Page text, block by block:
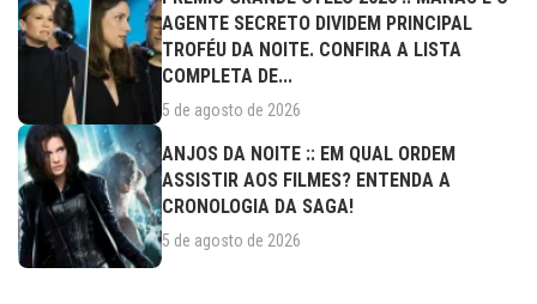
AGENTE SECRETO DIVIDEM PRINCIPAL
TROFÉU DA NOITE. CONFIRA A LISTA
COMPLETA DE...
5 de agosto de 2026
ANJOS DA NOITE :: EM QUAL ORDEM
ASSISTIR AOS FILMES? ENTENDA A
CRONOLOGIA DA SAGA!
5 de agosto de 2026